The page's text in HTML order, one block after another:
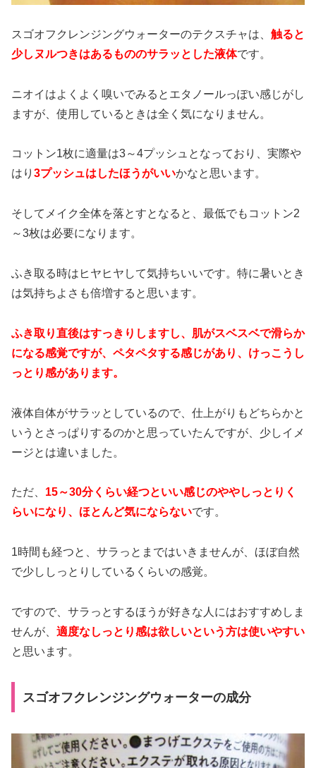
スゴオフクレンジングウォーターのテクスチャは、 触ると
少しヌルつきはあるもののサラッとした液体です。
ニオイはよくよく嗅いでみるとエタノールっぽい感じがし
ますが、使用しているときは全く気になりません。
コットン1枚に適量は3～4プッシュとなっており、実際や
はり 3プッシュはしたほうがいいかなと思います。
そしてメイク全体を落とすとなると、最低でもコットン2
～3枚は必要になります。
ふき取る時はヒヤヒヤして気持ちいいです。特に暑いとき
は気持ちよさも倍増すると思います。
ふき取り直後はすっきりしますし、肌がスベスベで滑らか
になる感覚ですが、ペタペタする感じがあり、けっこうし
っとり感があります。
液体自体がサラッとしているので、仕上がりもどちらかと
いうとさっぱりするのかと思っていたんですが、少しイメ
ージとは違いました。
ただ、 15～30分くらい経つといい感じのややしっとりく
らいになり、ほとんど気にならないです。
1時間も経つと、サラっとまではいきませんが、ほぼ自然
で少ししっとりしているくらいの感覚。
ですので、サラっとするほうが好きな人にはおすすめしま
せんが、 適度なしっとり感は欲しいという方は使いやすい
と思います。
スゴオフクレンジングウォーターの成分